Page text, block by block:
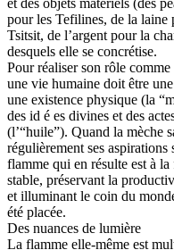
pour les Tefilines, de la laine
Tsitsit, de l’argent pour la
desquels elle se concrétise.
Pour réaliser son rôle
une vie humaine doit être
une existence physique (la
des id é es divines et des
(l’“huile”). Quand la mèche
régulièrement ses aspirations
flamme qui en résulte est à
stable, préservant la
et illuminant le coin du
été placée.
Des nuances de lumière
La flamme elle-même est